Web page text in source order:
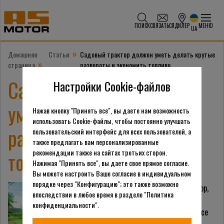
ПОИСКСВЯЗАТЬСЯДИЛЕР UA МЕНЮ
Домашняя
страница »
Статьи » Садовый трактор должен уметь делать крутые
развороты и экономить топливо
Садовый трактор должен
уметь делать крутые
развороты и экономить
топливо
Глядя на садовый трактор,
не верится, что у этой
миниатюрной машинки все
Настройки Cookie-файлов
Нажав кнопку "Принять все", вы даете нам возможность
использовать Cookie-файлы, чтобы постоянно улучшать
пользовательский интерфейс для всех пользователей, а
также предлагать вам персонализированные
рекомендации также на сайтах третьих сторон.
Нажимая "Принять все", вы даете свое прямое согласие.
Вы можете настроить Ваше согласие в индивидуальном
порядке через "Конфигурацию"; это также возможно
впоследствии в любое время в разделе "Политика
конфиденциальности".